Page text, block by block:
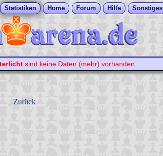
Statistiken Home Forum Hilfe Sonstiges
sind keine Daten (mehr) vorhanden.
Zurück